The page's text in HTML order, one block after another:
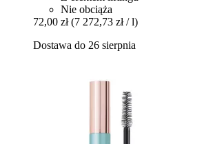
Nie obciąża
72,00 zł (7 272,73 zł / l)
Dostawa do 26 sierpnia